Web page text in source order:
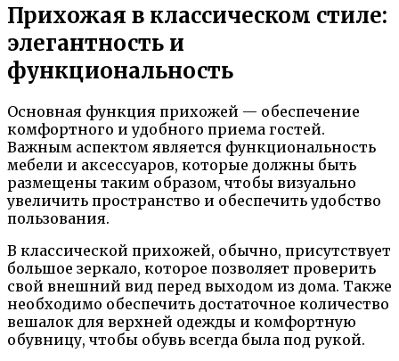
Прихожая в классическом стиле:
элегантность и
функциональность
Основная функция прихожей — обеспечение
комфортного и удобного приема гостей.
Важным аспектом является функциональность
мебели и аксессуаров, которые должны быть
размещены таким образом, чтобы визуально
увеличить пространство и обеспечить удобство
пользования.
В классической прихожей, обычно, присутствует
большое зеркало, которое позволяет проверить
свой внешний вид перед выходом из дома. Также
необходимо обеспечить достаточное количество
вешалок для верхней одежды и комфортную
обувницу, чтобы обувь всегда была под рукой.